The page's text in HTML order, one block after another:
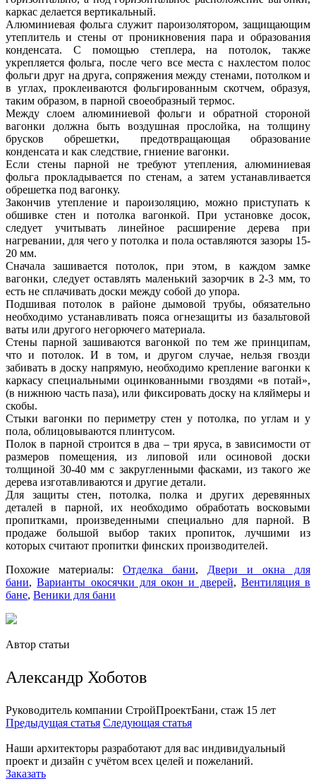
каркас делается вертикальный.
Алюминиевая фольга служит пароизолятором, защищающим
утеплитель и стены от проникновения пара и образования
конденсата. С помощью степлера, на потолок, также
укрепляется фольга, после чего все места с нахлестом полос
фольги друг на друга, сопряжения между стенами, потолком и
в углах, проклеиваются фольгированным скотчем, образуя,
таким образом, в парной своеобразный термос.
Между слоем алюминиевой фольги и обратной стороной
вагонки должна быть воздушная прослойка, на толщину
брусков обрешетки, предотвращающая образование
конденсата и как следствие, гниение вагонки.
Если стены парной не требуют утепления, алюминиевая
фольга прокладывается по стенам, а затем устанавливается
обрешетка под вагонку.
Закончив утепление и пароизоляцию, можно приступать к
обшивке стен и потолка вагонкой. При установке досок,
следует учитывать линейное расширение дерева при
нагревании, для чего у потолка и пола оставляются зазоры 15-
20 мм.
Сначала зашивается потолок, при этом, в каждом замке
вагонки, следует оставлять маленький зазорчик в 2-3 мм, то
есть не сплачивать доски между собой до упора.
Подшивая потолок в районе дымовой трубы, обязательно
необходимо устанавливать пояса огнезащиты из базальтовой
ваты или другого негорючего материала.
Стены парной зашиваются вагонкой по тем же принципам,
что и потолок. И в том, и другом случае, нельзя гвозди
забивать в доску напрямую, необходимо крепление вагонки к
каркасу специальными оцинкованными гвоздями «в потай»,
(в нижнюю часть паза), или фиксировать доску на кляймеры и
скобы.
Стыки вагонки по периметру стен у потолка, по углам и у
пола, облицовываются плинтусом.
Полок в парной строится в два – три яруса, в зависимости от
размеров помещения, из липовой или осиновой доски
толщиной 30-40 мм с закругленными фасками, из такого же
дерева изготавливаются и другие детали.
Для защиты стен, потолка, полка и других деревянных
деталей в парной, их необходимо обработать восковыми
пропитками, произведенными специально для парной. В
продаже большой выбор таких пропиток, лучшими из
которых считают пропитки финских производителей.
Похожие материалы: Отделка бани, Двери и окна для
бани,Варианты окосячки для окон и дверей, Вентиляция в
бане, Веники для бани
Автор статьи
Александр Хоботов
Руководитель компании СтройПроектБани, стаж 15 лет
Предыдущая статья Следующая статья
Наши архитекторы разработают для вас индивидуальный
проект и дизайн с учётом всех целей и пожеланий.
Заказать